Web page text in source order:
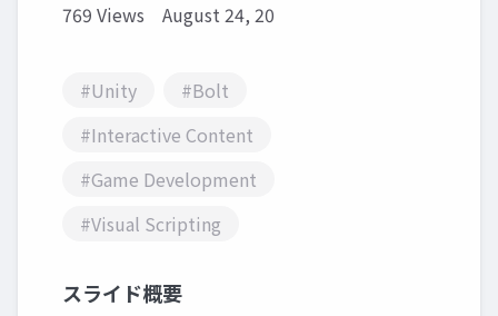
769 Views August 24, 20
#Unity
#Bolt
#Interactive Content
#Game Development
#Visual Scripting
スライド概要